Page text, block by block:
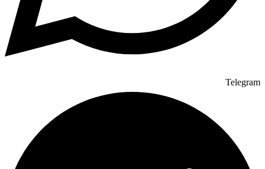
Telegram